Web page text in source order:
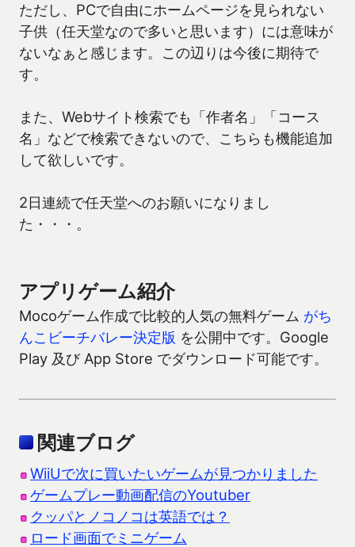
ただし、PCで自由にホームページを見られない
子供（任天堂なので多いと思います）には意味が
ないなぁと感じます。この辺りは今後に期待で
す。
また、Webサイト検索でも「作者名」「コース
名」などで検索できないので、こちらも機能追加
して欲しいです。
2日連続で任天堂へのお願いになりまし
た・・・。
アプリゲーム紹介
Mocoゲーム作成で比較的人気の無料ゲーム がち
んこビーチバレー決定版 を公開中です。Google
Play 及び App Store でダウンロード可能です。
関連ブログ
WiiUで次に買いたいゲームが見つかりました
ゲームプレー動画配信のYoutuber
クッパとノコノコは英語では？
ロード画面でミニゲーム